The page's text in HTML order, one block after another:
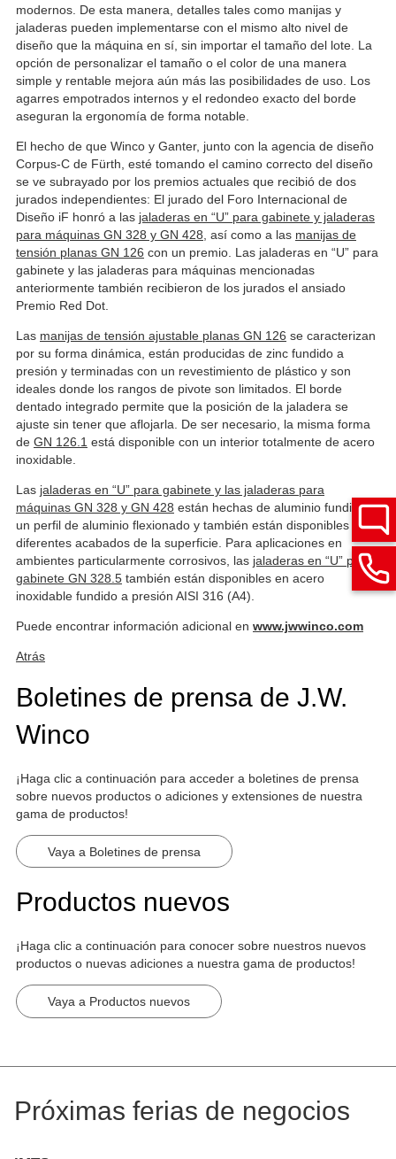
modernos. De esta manera, detalles tales como manijas y
jaladeras pueden implementarse con el mismo alto nivel de
diseño que la máquina en sí, sin importar el tamaño del lote. La
opción de personalizar el tamaño o el color de una manera
simple y rentable mejora aún más las posibilidades de uso. Los
agarres empotrados internos y el redondeo exacto del borde
aseguran la ergonomía de forma notable.
El hecho de que Winco y Ganter, junto con la agencia de diseño
Corpus-C de Fürth, esté tomando el camino correcto del diseño
se ve subrayado por los premios actuales que recibió de dos
jurados independientes: El jurado del Foro Internacional de
Diseño iF honró a las jaladeras en “U” para gabinete y jaladeras
para máquinas GN 328 y GN 428, así como a las manijas de
tensión planas GN 126 con un premio. Las jaladeras en “U” para
gabinete y las jaladeras para máquinas mencionadas
anteriormente también recibieron de los jurados el ansiado
Premio Red Dot.
Las manijas de tensión ajustable planas GN 126 se caracterizan
por su forma dinámica, están producidas de zinc fundido a
presión y terminadas con un revestimiento de plástico y son
ideales donde los rangos de pivote son limitados. El borde
dentado integrado permite que la posición de la jaladera se
ajuste sin tener que aflojarla. De ser necesario, la misma forma
de GN 126.1 está disponible con un interior totalmente de acero
inoxidable.
Las jaladeras en “U” para gabinete y las jaladeras para
máquinas GN 328 y GN 428 están hechas de aluminio fundido o
un perfil de aluminio flexionado y también están disponibles con
diferentes acabados de la superficie. Para aplicaciones en
ambientes particularmente corrosivos, las jaladeras en “U” para
gabinete GN 328.5 también están disponibles en acero
inoxidable fundido a presión AISI 316 (A4).
Puede encontrar información adicional en www.jwwinco.com
Atrás
Boletines de prensa de J.W.
Winco
¡Haga clic a continuación para acceder a boletines de prensa
sobre nuevos productos o adiciones y extensiones de nuestra
gama de productos!
Vaya a Boletines de prensa
Productos nuevos
¡Haga clic a continuación para conocer sobre nuestros nuevos
productos o nuevas adiciones a nuestra gama de productos!
Vaya a Productos nuevos
Próximas ferias de negocios